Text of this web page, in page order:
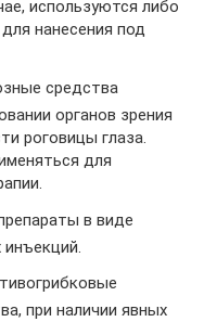
используются либо
нанесения под
средства
органов зрения
роговицы глаза.
для
в виде
при наличии явных